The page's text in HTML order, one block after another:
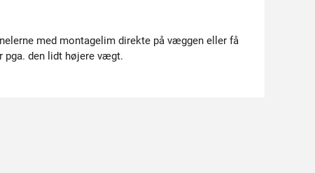
med montagelim direkte på væggen eller få
pga. den lidt højere vægt.